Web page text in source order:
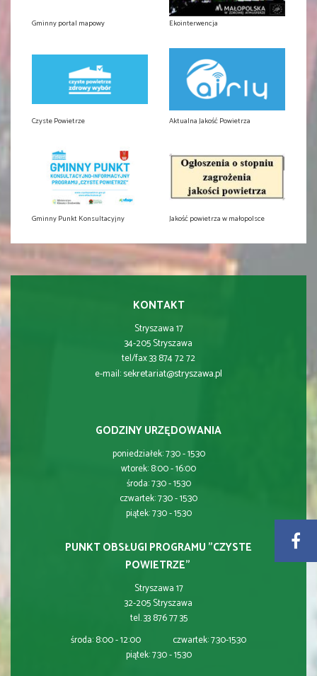
Gminny portal mapowy Ekointerwencja
Czyste Powietrze Aktualna Jakość Powietrza
Gminny Punkt Konsultacyjny Jakość powietrza w małopolsce
KONTAKT
Stryszawa 17
34-205 Stryszawa
tel/fax 33 874 72 72
e-mail:sekretariat@stryszawa.pl
GODZINY URZĘDOWANIA
poniedziałek: 7:30 - 15:30
wtorek: 8:00 - 16:00
środa: 7:30 - 15:30
czwartek: 7:30 - 15:30
piątek: 7:30 - 15:30
PUNKT OBSŁUGI PROGRAMU "CZYSTE
POWIETRZE"
Stryszawa 17
32-205 Stryszawa
tel. 33 876 77 35
środa: 8:00 - 12:00 czwartek: 7:30-15:30
piątek: 7:30 - 15:30